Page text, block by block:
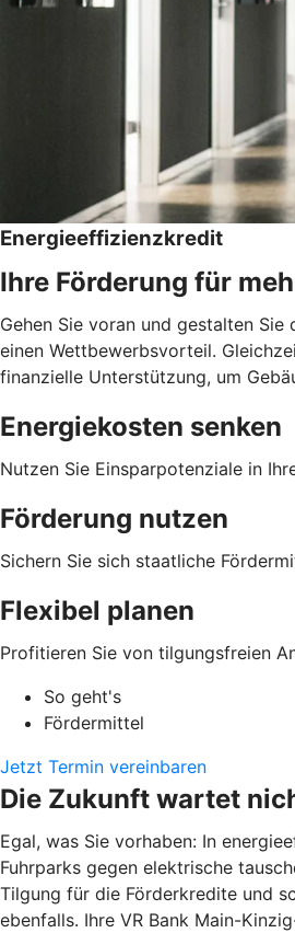
Energieeffizienzkredit
Ihre Förderung für
Gehen Sie voran und gestalten
einen Wettbewerbsvorteil.
finanzielle Unterstützung, um
Energiekosten senken
Nutzen Sie Einsparpotenziale in
Förderung nutzen
Sichern Sie sich staatliche
Flexibel planen
Profitieren Sie von tilgungsfreien
So geht's
Fördermittel
Jetzt Termin vereinbaren
Die Zukunft wartet
Egal, was Sie vorhaben: In
Fuhrparks gegen elektrische
Tilgung für die Förderkredite und
ebenfalls. Ihre VR Bank Main-